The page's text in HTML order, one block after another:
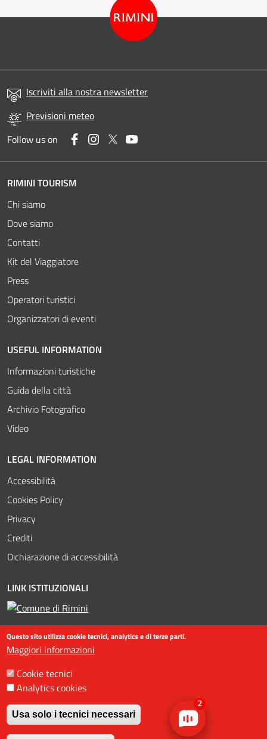
Iscriviti alla nostra newsletter
Previsioni meteo
Follow us on
FacebookInstagram
Twitter
RIMINI TOURISM
Chi siamo
Dove siamo
Contatti
Kit del Viaggiatore
Press
Operatori turistici
Organizzatori di eventi
USEFUL INFORMATION
Informazioni turistiche
Guida della città
Archivio Fotografico
Video
LEGAL INFORMATION
Accessibilità
Cookies Policy
Privacy
Crediti
Dichiarazione di accessibilità
LINK ISTITUZIONALI
©2016-2023 Assessorato al turismo / Comune di Rimini, Piazzale
Fellini 3 47921 - Rimini - +39 0541 704587 / Ufficio Informazioni
Turistiche (IAT) +39 0541 53399 / fax +39 0541 56598 / Statistiche
Questo sito utilizza cookie tecnici, analytics e di terze parti.
Maggiori informazioni
Cookie tecnici
Analytics cookies
Usa solo i tecnici necessari
Revoca il consenso
2